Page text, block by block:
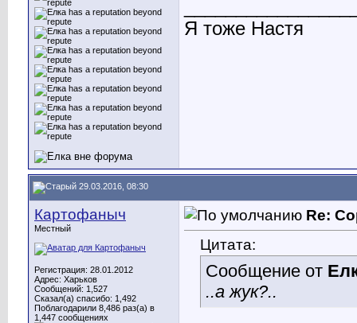
Я тоже Настя
29.03.2016, 08:30
Картофаныч
Местный
Регистрация: 28.01.2012
Адрес: Харьков
Сообщений: 1,527
Сказал(а) спасибо: 1,492
Поблагодарили 8,486 раз(а) в
1,447 сообщениях
Re:
Цитата:
Сообщение от
..а жук?..